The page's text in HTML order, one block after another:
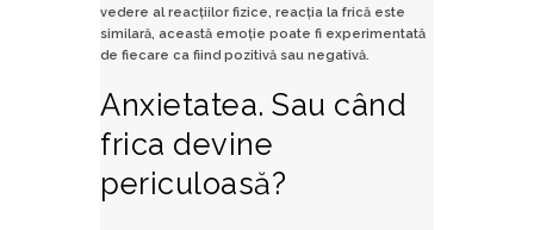
vedere al reacțiilor fizice, reacția la frică este
similară, această emoție poate fi experimentată
de fiecare ca fiind pozitivă sau negativă.
Anxietatea. Sau când
frica devine
periculoasă?